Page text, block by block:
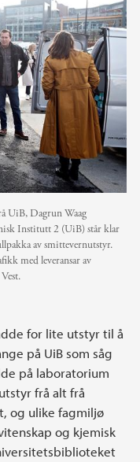
UiB, Dagrun Waag
Institutt 2 (UiB) står klar
av smittevernutstyr.
med leveransar av
for lite utstyr til å
på UiB som såg
på laboratorium
frå alt frå
og ulike fagmiljø
og kjemisk